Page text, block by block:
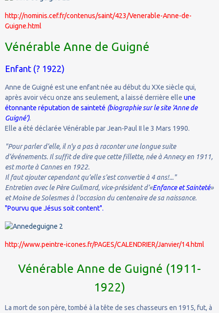
http://nominis.cef.fr/contenus/saint/423/Venerable-Anne-de-
Guigne.html
Vénérable Anne de Guigné
Enfant (? 1922)
Anne de Guigné est une enfant née au début du XXe siècle qui,
après avoir vécu onze ans seulement, a laissé derrière elle une
étonnante réputation de sainteté (biographie sur le site 'Anne de
Guigné').
Elle a été déclarée Vénérable par Jean-Paul II le 3 Mars 1990.
"Pour parler d’elle, il n’y a pas à raconter une longue suite
d’événements. Il suffit de dire que cette fillette, née à Annecy en 1911,
est morte à Cannes en 1922.
Il faut ajouter cependant qu’elle s’est convertie à 4 ans!..."
Entretien avec le Père Guilmard, vice-président d’«Enfance et Sainteté»
et Moine de Solesmes à l'occasion du centenaire de sa naissance.
"Pourvu que Jésus soit content".
http://www.peintre-icones.fr/PAGES/CALENDRIER/Janvier/14.html
Vénérable Anne de Guigné (1911-
1922)
La mort de son père, tombé à la tête de ses chasseurs en 1915, fut, à